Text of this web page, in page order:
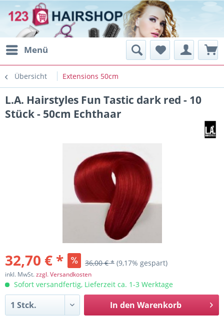
Menü
Übersicht Extensions 50cm
L.A. Hairstyles Fun Tastic dark red - 10
Stück - 50cm Echthaar
32,70 € * 36,00 € * (9,17% gespart)
inkl. MwSt.zzgl. Versandkosten
Sofort versandfertig, Lieferzeit ca. 1-3 Werktage
In den Warenkorb